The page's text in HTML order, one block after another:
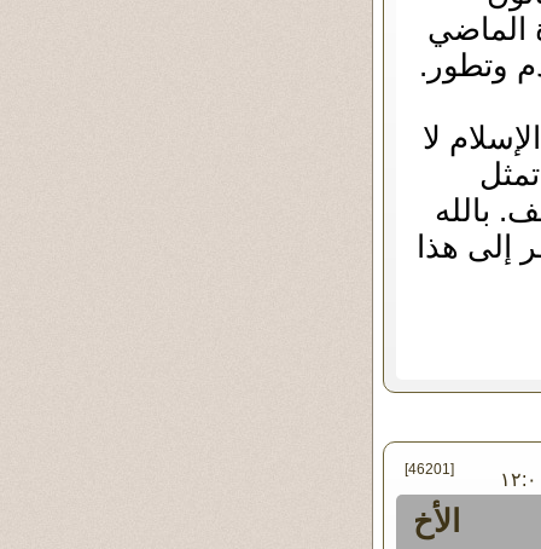
الماضي
وتطور.
لا
بالله
إلى هذا
٠٥ - مارس - ٢٠١٠ ١٢:٠٠ [46201]
الأخ